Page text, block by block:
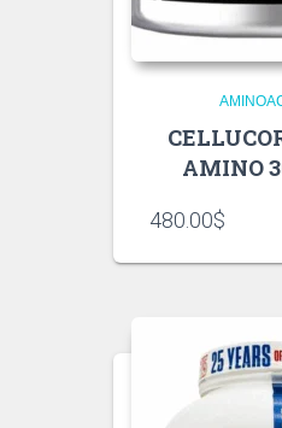
AMINO
480.00$